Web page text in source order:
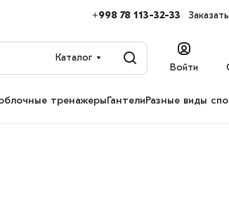
+998 78 113-32-33
Каталог
Войти
тренажерыГантелиРазные виды